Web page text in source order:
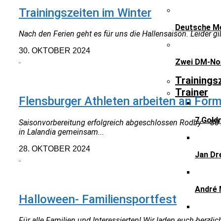
Deutsche
Zwei DM-
Trainer
7
Jan
André
Trainingszeiten im Winter
Nach den Ferien geht es für uns die Hallensaison. Leider
30. OKTOBER 2024
Flensburger Athleten arbeiten an Form
Saisonvorbereitung erfolgreich abgeschlossen Rodby –
in Lalandia gemeinsam...
28. OKTOBER 2024
Halloween- Familiensportfest